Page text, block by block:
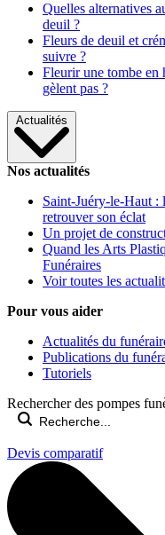
Quelles alternatives
deuil ?
Fleurs de deuil et
suivre ?
Fleurir une tombe en
gèlent pas ?
Actualités
Nos actualités
Saint-Juéry-le-Haut :
retrouver son éclat
Un projet de
Quand les Arts
Funéraires
Voir toutes les
Pour vous aider
Actualités du
Publications du
Tutoriels
Rechercher des pompes
Devis comparatif